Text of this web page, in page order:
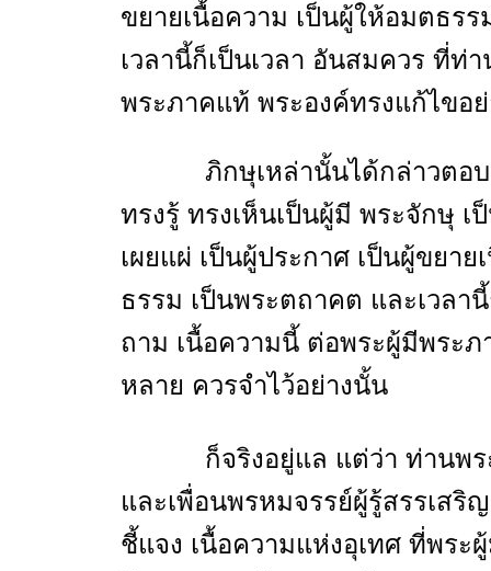
ขยายเนื้อความ เป็นผู้ให้อมตธร
เวลานี้ก็เป็นเวลา อันสมควร ที่
พระภาคแท้ พระองค์ทรงแก้ไขอ
ภิกษุเหล่านั้นได้กล่าวตอบว่
ทรงรู้ ทรงเห็นเป็นผู้มี พระจักษุ
เผยแผ่ เป็นผู้ประกาศ เป็นผู้ขยา
ธรรม เป็นพระตถาคต และเวลา
ถาม เนื้อความนี้ ต่อพระผู้มีพระ
หลาย ควรจำไว้อย่างนั้น
ก็จริงอยู่แล แต่ว่า ท่านพระม
และเพื่อนพรหมจรรย์ผู้รู้สรรเส
ชี้แจง เนื้อความแห่งอุเทศ ที่พระ